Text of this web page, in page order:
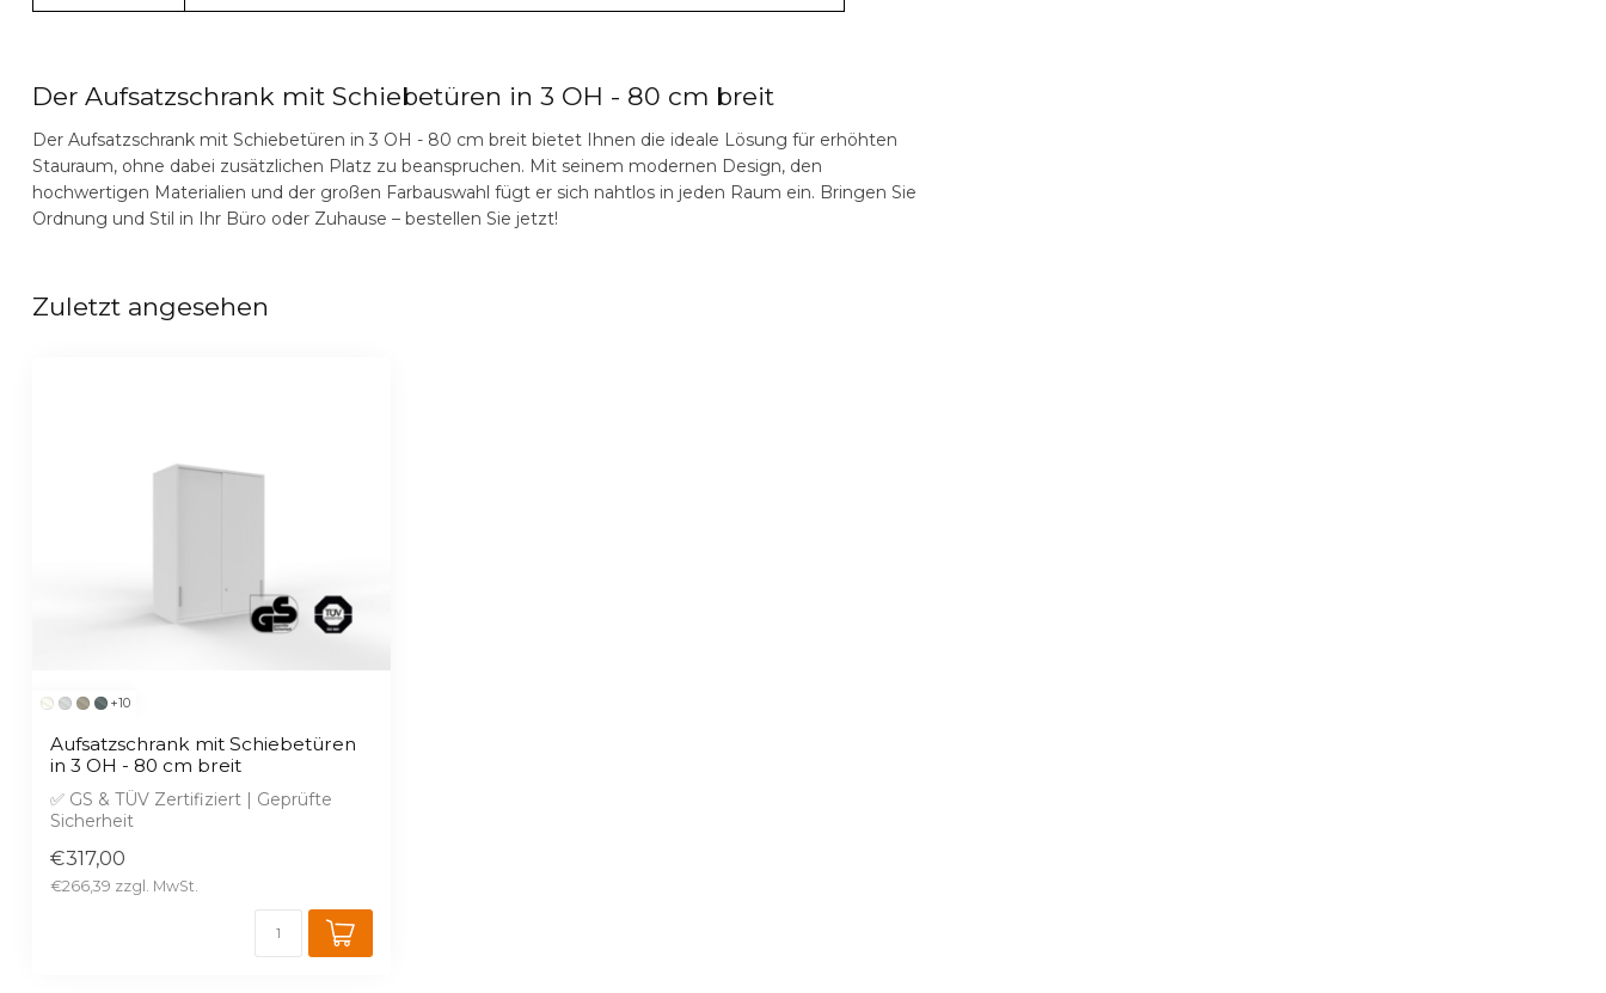
Der Aufsatzschrank mit Schiebetüren in 3 OH - 80 cm breit
Der Aufsatzschrank mit Schiebetüren in 3 OH - 80 cm breit bietet Ihnen die ideale Lösung für erhöhten
Stauraum, ohne dabei zusätzlichen Platz zu beanspruchen. Mit seinem modernen Design, den
hochwertigen Materialien und der großen Farbauswahl fügt er sich nahtlos in jeden Raum ein. Bringen Sie
Ordnung und Stil in Ihr Büro oder Zuhause – bestellen Sie jetzt!
Zuletzt angesehen
+10
Aufsatzschrank mit Schiebetüren
in 3 OH - 80 cm breit
✅ GS & TÜV Zertifiziert | Geprüfte
Sicherheit
€317,00
€266,39